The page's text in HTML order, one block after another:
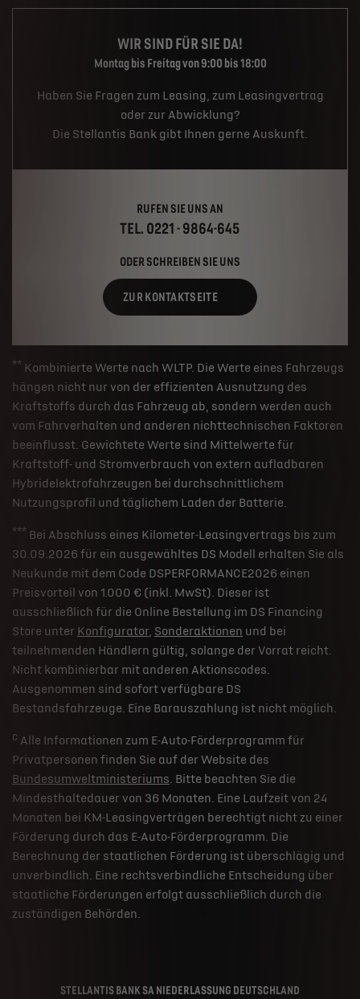
WIR SIND FÜR SIE DA!
Montag bis Freitag von 9:00 bis 18:00
Haben Sie Fragen zum Leasing, zum Leasingvertrag
oder zur Abwicklung?
Die Stellantis Bank gibt Ihnen gerne Auskunft.
RUFEN SIE UNS AN
TEL. 0221 - 9864-645
ODER SCHREIBEN SIE UNS
ZUR KONTAKTSEITE
** Kombinierte Werte nach WLTP. Die Werte eines Fahrzeugs
hängen nicht nur von der effizienten Ausnutzung des
Kraftstoffs durch das Fahrzeug ab, sondern werden auch
vom Fahrverhalten und anderen nichttechnischen Faktoren
beeinflusst. Gewichtete Werte sind Mittelwerte für
Kraftstoff- und Stromverbrauch von extern aufladbaren
Hybridelektrofahrzeugen bei durchschnittlichem
Nutzungsprofil und täglichem Laden der Batterie.
*** Bei Abschluss eines Kilometer-Leasingvertrags bis zum
30.09.2026 für ein ausgewähltes DS Modell erhalten Sie als
Neukunde mit dem Code DSPERFORMANCE2026 einen
Preisvorteil von 1.000 € (inkl. MwSt). Dieser ist
ausschließlich für die Online Bestellung im DS Financing
Store unter Konfigurator, Sonderaktionen und bei
teilnehmenden Händlern gültig, solange der Vorrat reicht.
Nicht kombinierbar mit anderen Aktionscodes.
Ausgenommen sind sofort verfügbare DS
Bestandsfahrzeuge. Eine Barauszahlung ist nicht möglich.
c Alle Informationen zum E-Auto-Förderprogramm für
Privatpersonen finden Sie auf der Website des
Bundesumweltministeriums. Bitte beachten Sie die
Mindesthaltedauer von 36 Monaten. Eine Laufzeit von 24
Monaten bei KM-Leasingverträgen berechtigt nicht zu einer
Förderung durch das E-Auto-Förderprogramm. Die
Berechnung der staatlichen Förderung ist überschlägig und
unverbindlich. Eine rechtsverbindliche Entscheidung über
staatliche Förderungen erfolgt ausschließlich durch die
zuständigen Behörden.
STELLANTIS BANK SA NIEDERLASSUNG DEUTSCHLAND